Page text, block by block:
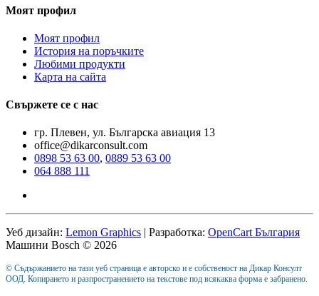
Моят профил
Моят профил
История на поръчките
Любими продукти
Карта на сайта
Свържете се с нас
гр. Плевен, ул. Българска авиация 13
office@dikarconsult.com
0898 53 63 00, 0889 53 63 00
064 888 111
Уеб дизайн: Lemon Graphics | Разработка: OpenCart България
Машини Bosch © 2026
© Съдържанието на тази уеб страница е авторско и е собственост на Дикар Консулт
ООД. Копирането и разпространението на текстове под всякаква форма е забранено.